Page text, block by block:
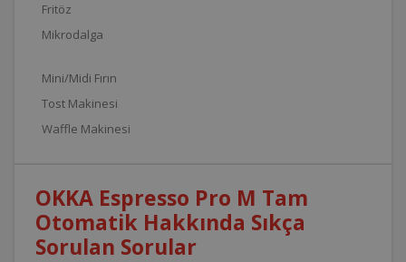
Fritöz
Mikrodalga
Mini/Midi Fırın
Tost Makinesi
Waffle Makinesi
OKKA Espresso Pro M Tam
Otomatik Hakkında Sıkça
Sorulan Sorular